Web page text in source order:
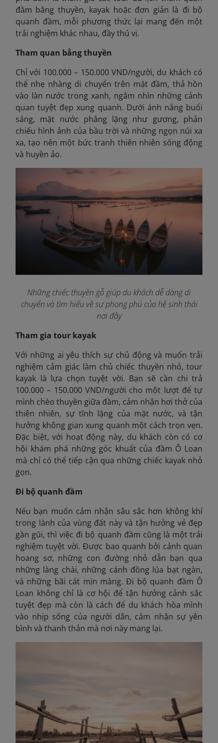
đầm bằng thuyền, kayak hoặc đơn giản là đi bộ
quanh đầm, mỗi phương thức lại mang đến một
trải nghiệm khác nhau, đầy thú vị.
Tham quan bằng thuyền
Chỉ với 100.000 – 150.000 VND/người, du khách có
thể nhẹ nhàng di chuyển trên mặt đầm, thả hồn
vào làn nước trong xanh, ngắm nhìn những cảnh
quan tuyệt đẹp xung quanh. Dưới ánh nắng buổi
sáng, mặt nước phẳng lặng như gương, phản
chiếu hình ảnh của bầu trời và những ngọn núi xa
xa, tạo nên một bức tranh thiên nhiên sống động
và huyền ảo.
Những chiếc thuyền gỗ giúp du khách dễ dàng di
chuyển và tìm hiểu về sự phong phú của hệ sinh thái
nơi đây
Tham gia tour kayak
Với những ai yêu thích sự chủ động và muốn trải
nghiệm cảm giác làm chủ chiếc thuyền nhỏ, tour
kayak là lựa chọn tuyệt vời. Bạn sẽ cần chi trả
100.000 – 150.000 VND/người cho một lượt để tự
mình chèo thuyền giữa đầm, cảm nhận hơi thở của
thiên nhiên, sự tĩnh lặng của mặt nước, và tận
hưởng không gian xung quanh một cách trọn vẹn.
Đặc biệt, với hoạt động này, du khách còn có cơ
hội khám phá những góc khuất của đầm Ô Loan
mà chỉ có thể tiếp cận qua những chiếc kayak nhỏ
gọn.
Đi bộ quanh đầm
Nếu bạn muốn cảm nhận sâu sắc hơn không khí
trong lành của vùng đất này và tận hưởng vẻ đẹp
gần gũi, thì việc đi bộ quanh đầm cũng là một trải
nghiệm tuyệt vời. Được bao quanh bởi cảnh quan
hoang sơ, những con đường nhỏ dẫn bạn qua
những làng chài, những cánh đồng lúa bạt ngàn,
và những bãi cát mịn màng. Đi bộ quanh đầm Ô
Loan không chỉ là cơ hội để tận hưởng cảnh sắc
tuyệt đẹp mà còn là cách để du khách hòa mình
vào nhịp sống của người dân, cảm nhận sự yên
bình và thanh thản mà nơi này mang lại.